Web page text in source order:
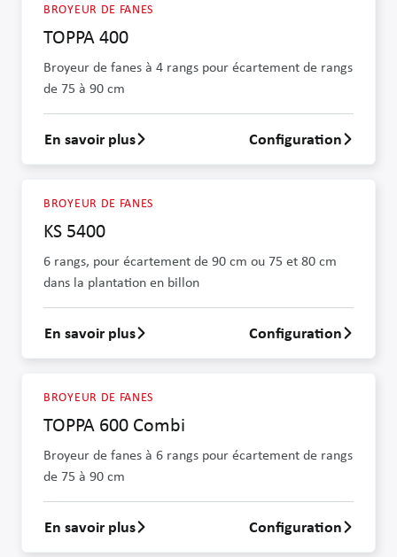
BROYEUR DE FANES
TOPPA 400
Broyeur de fanes à 4 rangs pour écartement de rangs
de 75 à 90 cm
En savoir plus sur TOPPA 400
En savoir plus Configuration
BROYEUR DE FANES
KS 5400
6 rangs, pour écartement de 90 cm ou 75 et 80 cm
dans la plantation en billon
En savoir plus sur KS 5400
En savoir plus Configuration
BROYEUR DE FANES
TOPPA 600 Combi
Broyeur de fanes à 6 rangs pour écartement de rangs
de 75 à 90 cm
En savoir plus sur TOPPA 600 Combi
En savoir plus Configuration